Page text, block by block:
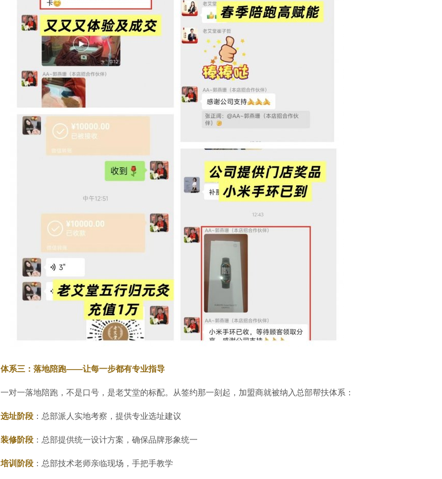
体系三：落地陪跑——让每一步都有专业指导
一对一落地陪跑，不是口号，是老艾堂的标配。从签约那一刻起，加盟商就被纳入总部帮扶体系：
选址阶段 ：总部派人实地考察，提供专业选址建议
装修阶段 ：总部提供统一设计方案，确保品牌形象统一
培训阶段 ：总部技术老师亲临现场，手把手教学